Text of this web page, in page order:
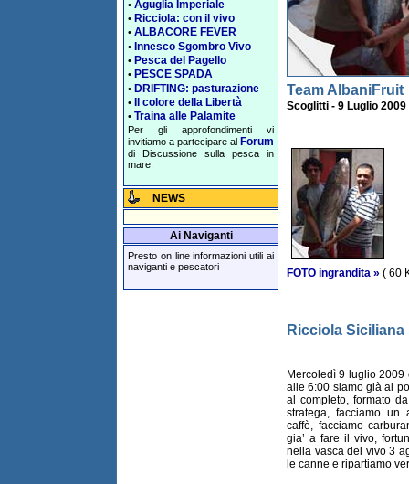
• Aguglia Imperiale
• Ricciola: con il vivo
• ALBACORE FEVER
• Innesco Sgombro Vivo
• Pesca del Pagello
• PESCE SPADA
• DRIFTING: pasturazione
• Il colore della Libertà
• Traina alle Palamite
Per gli approfondimenti vi
invitiamo a partecipare al Forum
di Discussione sulla pesca in
mare.
NEWS
Ai Naviganti
Presto on line informazioni utili ai
naviganti e pescatori
Team AlbaniFruit
Scoglitti - 9 Luglio 2009
FOTO ingrandita » ( 60
Ricciola Siciliana
Mercoledì 9 luglio
alle 6:00 siamo già al
al completo, formato
stratega, facciamo un
caffè, facciamo
gia’ a fare il vivo,
nella vasca del vivo 3
le canne e ripartiamo